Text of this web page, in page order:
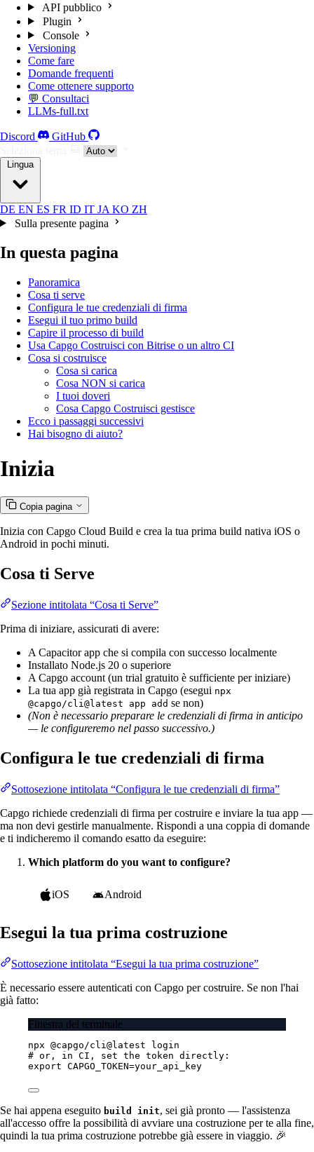
API pubblico
Plugin
Console
Versioning
Come fare
Domande frequenti
Come ottenere supporto
💬 Consultaci
LLMs-full.txt
Discord
GitHub
Lingua
DE EN ES FR ID IT JA KO ZH
Sulla presente pagina
In questa pagina
Panoramica
Cosa ti serve
Configura le tue credenziali di firma
Esegui il tuo primo build
Capire il processo di build
Usa Capgo Costruisci con Bitrise o un altro CI
Cosa si costruisce
Cosa si carica
Cosa NON si carica
I tuoi doveri
Cosa Capgo Costruisci gestisce
Ecco i passaggi successivi
Hai bisogno di aiuto?
Inizia
Copia pagina
Inizia con Capgo Cloud Build e crea la tua prima build nativa iOS o
Android in pochi minuti.
Cosa ti Serve
Sezione intitolata “Cosa ti Serve”
Prima di iniziare, assicurati di avere:
A Capacitor app che si compila con successo localmente
Installato Node.js 20 o superiore
A Capgo account (un trial gratuito è sufficiente per iniziare)
La tua app già registrata in Capgo (esegui npx
@capgo/cli@latest app add se non)
(Non è necessario preparare le credenziali di firma in anticipo
— le configureremo nel passo successivo.)
Configura le tue credenziali di firma
Sottosezione intitolata “Configura le tue credenziali di firma”
Capgo richiede credenziali di firma per costruire e inviare la tua app —
ma non devi gestirle manualmente. Rispondi a una coppia di domande
e ti indicheremo il comando esatto da eseguire:
Which platform do you want to configure?
iOS Android
Esegui la tua prima costruzione
Sottosezione intitolata “Esegui la tua prima costruzione”
È necessario essere autenticati con Capgo per costruire. Se non l'hai
già fatto:
Finestra del terminale
npx @capgo/cli@latest
login
# or, in CI, set the token directly:
export CAPGO_TOKEN=your_api_key
Se hai appena eseguito build init, sei già pronto — l'assistenza
all'accesso offre la possibilità di avviare una costruzione per te alla fine,
quindi la tua prima costruzione potrebbe già essere in viaggio. 🎉